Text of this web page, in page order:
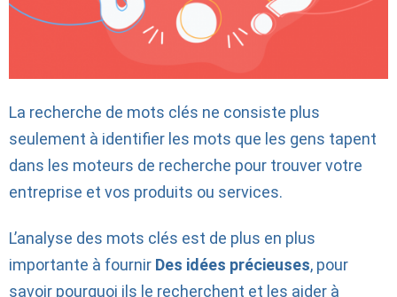
La recherche de mots clés ne consiste plus
seulement à identifier les mots que les gens tapent
dans les moteurs de recherche pour trouver votre
entreprise et vos produits ou services.
L’analyse des mots clés est de plus en plus
importante à fournir Des idées précieuses, pour
savoir pourquoi ils le recherchent et les aider à